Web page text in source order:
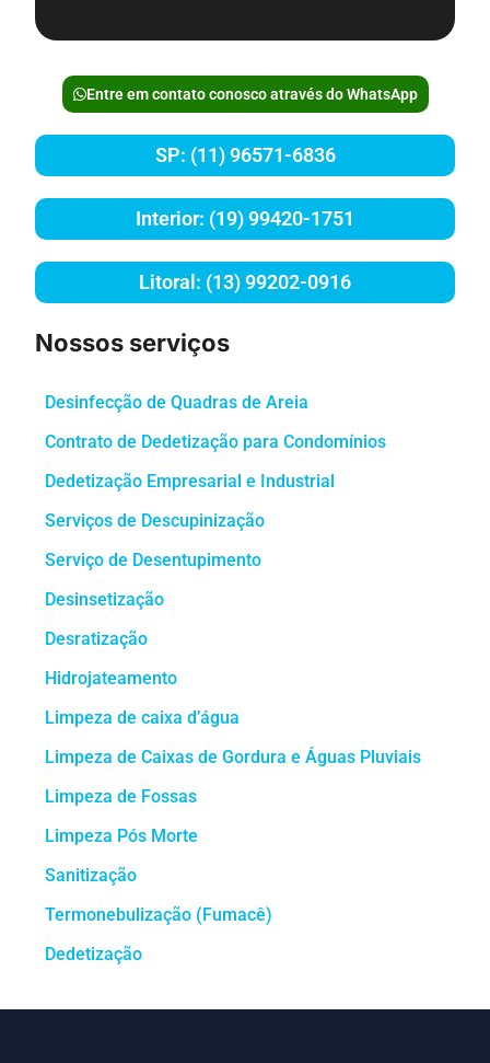
Entre em contato conosco através do WhatsApp
SP: (11) 96571-6836
Interior: (19) 99420-1751
Litoral: (13) 99202-0916
Nossos serviços
Desinfecção de Quadras de Areia
Contrato de Dedetização para Condomínios
Dedetização Empresarial e Industrial
Serviços de Descupinização
Serviço de Desentupimento
Desinsetização
Desratização
Hidrojateamento
Limpeza de caixa d’água
Limpeza de Caixas de Gordura e Águas Pluviais
Limpeza de Fossas
Limpeza Pós Morte
Sanitização
Termonebulização (Fumacê)
Dedetização